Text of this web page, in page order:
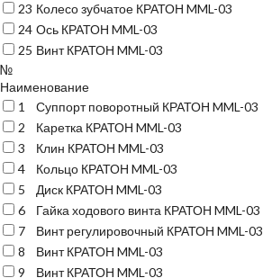
23 Колесо зубчатое КРАТОН MML-03
24 Ось КРАТОН MML-03
25 Винт КРАТОН MML-03
№
Наименование
1
Суппорт поворотный КРАТОН MML-03
2
Каретка КРАТОН MML-03
3
Клин КРАТОН MML-03
4
Кольцо КРАТОН MML-03
5
Диск КРАТОН MML-03
6
Гайка ходового винта КРАТОН MML-03
7
Винт регулировочный КРАТОН MML-03
8
Винт КРАТОН MML-03
9
Винт КРАТОН MML-03